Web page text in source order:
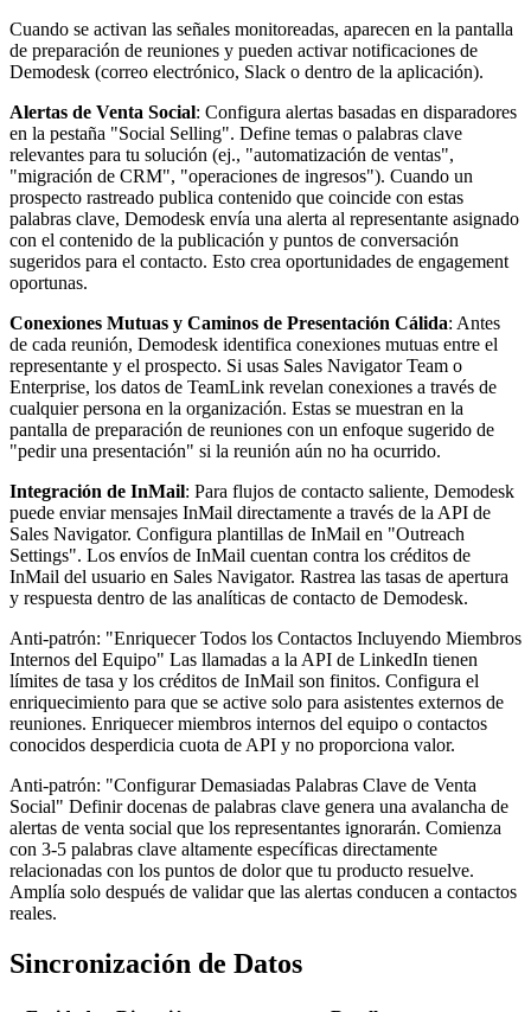
Cuando se activan las señales monitoreadas, aparecen en la pantalla
de preparación de reuniones y pueden activar notificaciones de
Demodesk (correo electrónico, Slack o dentro de la aplicación).
Alertas de Venta Social: Configura alertas basadas en disparadores
en la pestaña "Social Selling". Define temas o palabras clave
relevantes para tu solución (ej., "automatización de ventas",
"migración de CRM", "operaciones de ingresos"). Cuando un
prospecto rastreado publica contenido que coincide con estas
palabras clave, Demodesk envía una alerta al representante asignado
con el contenido de la publicación y puntos de conversación
sugeridos para el contacto. Esto crea oportunidades de engagement
oportunas.
Conexiones Mutuas y Caminos de Presentación Cálida: Antes
de cada reunión, Demodesk identifica conexiones mutuas entre el
representante y el prospecto. Si usas Sales Navigator Team o
Enterprise, los datos de TeamLink revelan conexiones a través de
cualquier persona en la organización. Estas se muestran en la
pantalla de preparación de reuniones con un enfoque sugerido de
"pedir una presentación" si la reunión aún no ha ocurrido.
Integración de InMail: Para flujos de contacto saliente, Demodesk
puede enviar mensajes InMail directamente a través de la API de
Sales Navigator. Configura plantillas de InMail en "Outreach
Settings". Los envíos de InMail cuentan contra los créditos de
InMail del usuario en Sales Navigator. Rastrea las tasas de apertura
y respuesta dentro de las analíticas de contacto de Demodesk.
Anti-patrón: "Enriquecer Todos los Contactos Incluyendo Miembros
Internos del Equipo" Las llamadas a la API de LinkedIn tienen
límites de tasa y los créditos de InMail son finitos. Configura el
enriquecimiento para que se active solo para asistentes externos de
reuniones. Enriquecer miembros internos del equipo o contactos
conocidos desperdicia cuota de API y no proporciona valor.
Anti-patrón: "Configurar Demasiadas Palabras Clave de Venta
Social" Definir docenas de palabras clave genera una avalancha de
alertas de venta social que los representantes ignorarán. Comienza
con 3-5 palabras clave altamente específicas directamente
relacionadas con los puntos de dolor que tu producto resuelve.
Amplía solo después de validar que las alertas conducen a contactos
reales.
Sincronización de Datos